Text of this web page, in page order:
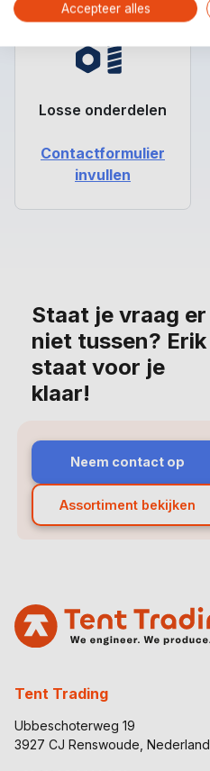
Losse onderdelen
Contactformulier
invullen
Staat je vraag er
niet tussen? Erik
staat voor je
klaar!
Neem contact op
Assortiment bekijken
Tent Trading
Ubbeschoterweg 19
3927 CJ Renswoude, Nederland
Accepteer alles